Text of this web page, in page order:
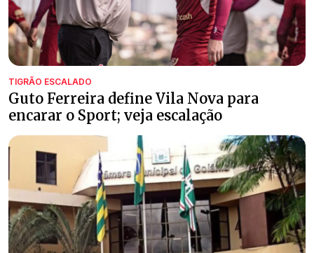
TIGRÃO ESCALADO
Guto Ferreira define Vila Nova para
encarar o Sport; veja escalação